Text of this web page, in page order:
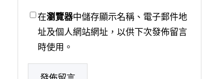
在瀏覽器中儲存顯示名稱、電子郵件地
址及個人網站網址，以供下次發佈留言
時使用。